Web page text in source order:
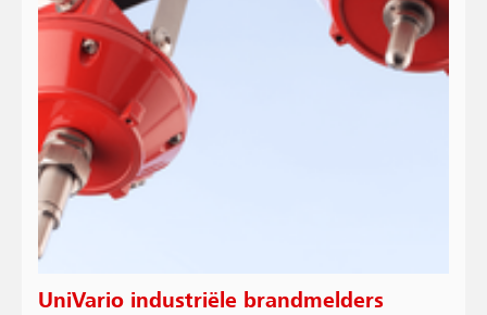
UniVario industriële brandmelders